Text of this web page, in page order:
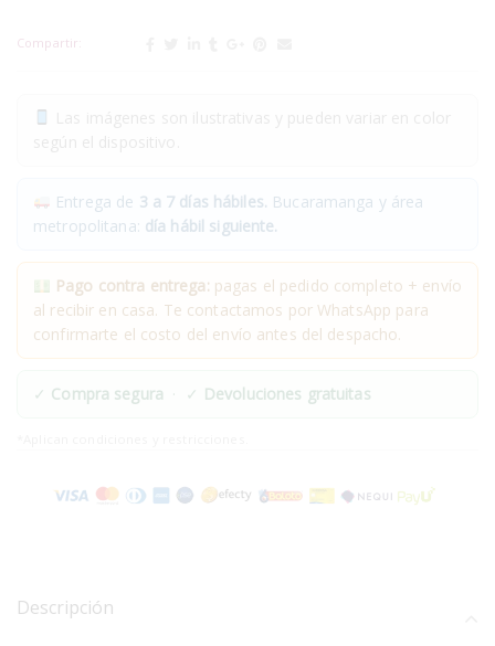
Compartir:
Entrega de 3 a 7 días hábiles. Bucaramanga y área
metropolitana: día hábil siguiente.
Pago contra entrega: pagas el pedido completo + envío
al recibir en casa. Te contactamos por WhatsApp para
confirmarte el costo del envío antes del despacho.
✓ Compra segura · ✓ Devoluciones gratuitas
Descripción